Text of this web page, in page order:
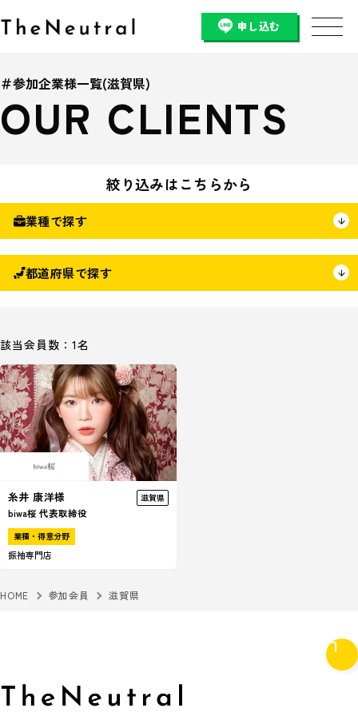
申し込む
＃参加企業様一覧(滋賀県)
OUR CLIENTS
絞り込みはこちらから
業種で探す
都道府県で探す
該当会員数：1名
糸井 康洋様
biwa桜 代表取締役
滋賀県
業種・得意分野
振袖専門店
HOME 参加会員 滋賀県